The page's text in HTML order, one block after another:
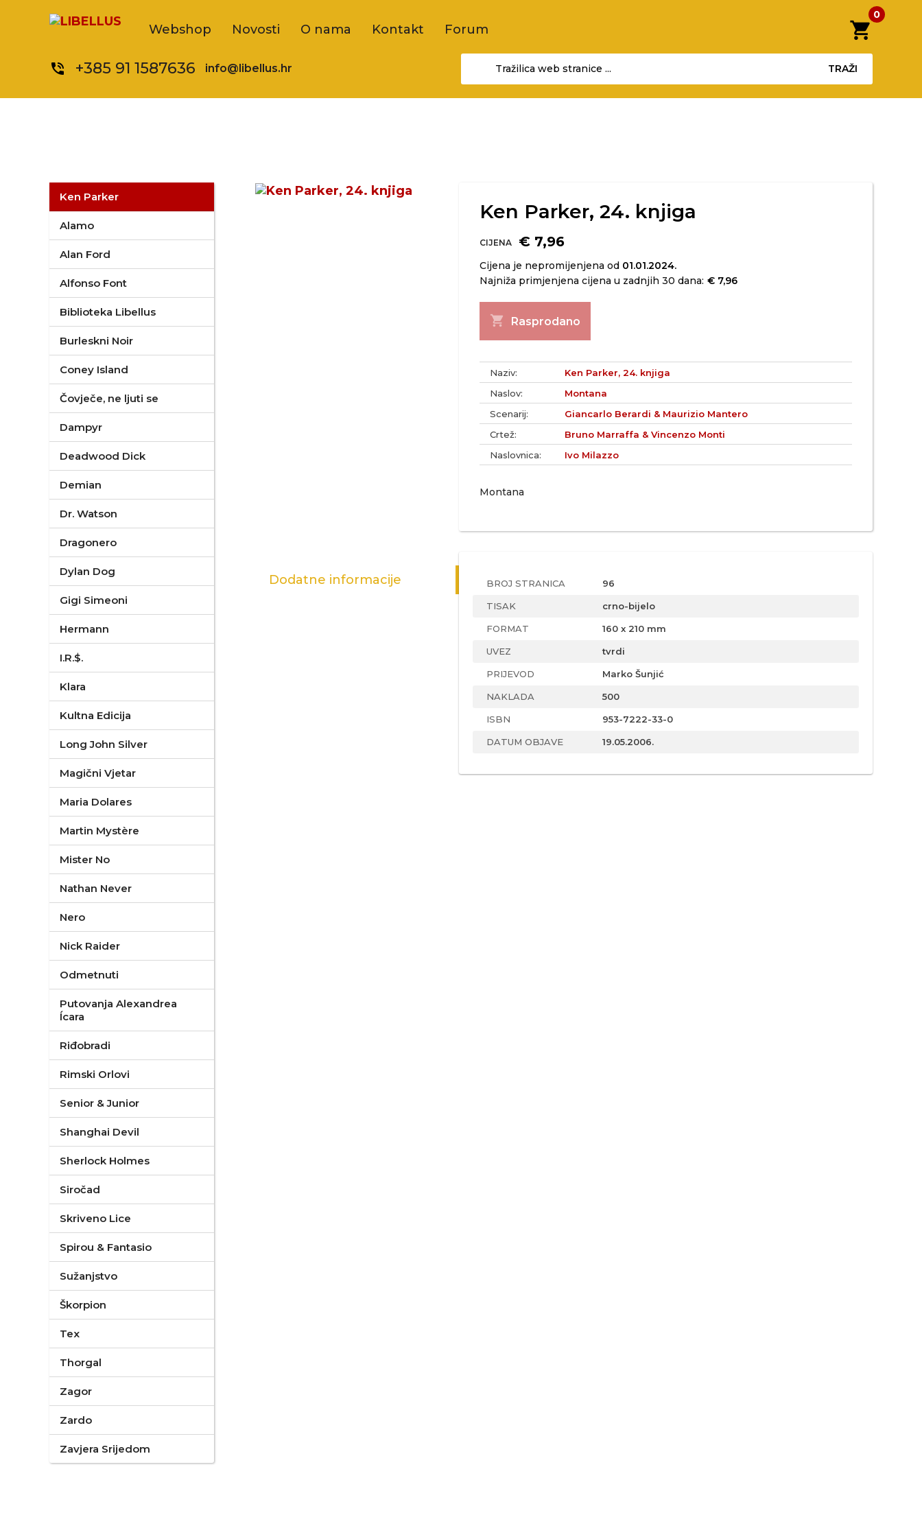
Webshop Novosti O nama Kontakt Forum shopping_cart
0
phone_in_talk +385 91 1587636 info@libellus.hr TRAŽI
Ken Parker
Alamo
Alan Ford
Alfonso Font
Biblioteka Libellus
Burleskni Noir
Coney Island
Čovječe, ne ljuti se
Dampyr
Deadwood Dick
Demian
Dr. Watson
Dragonero
Dylan Dog
Gigi Simeoni
Hermann
I.R.$.
Klara
Kultna Edicija
Long John Silver
Magični Vjetar
Maria Dolares
Martin Mystère
Mister No
Nathan Never
Nero
Nick Raider
Odmetnuti
Putovanja Alexandrea
Ícara
Riđobradi
Rimski Orlovi
Senior & Junior
Shanghai Devil
Sherlock Holmes
Siročad
Skriveno Lice
Spirou & Fantasio
Sužanjstvo
Škorpion
Tex
Thorgal
Zagor
Zardo
Zavjera Srijedom
Ken Parker, 24. knjiga
CIJENA € 7,96
Cijena je nepromijenjena od 01.01.2024.
Najniža primjenjena cijena u zadnjih 30 dana: € 7,96
shopping_cart Rasprodano
Naziv:
Ken Parker, 24. knjiga
Naslov:
Montana
Scenarij:
Giancarlo Berardi & Maurizio Mantero
Crtež:
Bruno Marraffa & Vincenzo Monti
Naslovnica:
Ivo Milazzo
Montana
Dodatne informacije BROJ STRANICA 96
TISAK crno-bijelo
FORMAT 160 x 210 mm
UVEZ tvrdi
PRIJEVOD Marko Šunjić
NAKLADA 500
ISBN 953-7222-33-0
DATUM OBJAVE 19.05.2006.